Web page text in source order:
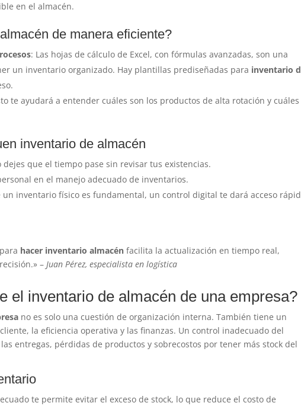
en el almacén.
de manera eficiente?
: Las hojas de cálculo de Excel, con fórmulas avanzadas, son una
un inventario organizado. Hay plantillas prediseñadas para inventario
te ayudará a entender cuáles son los productos de alta rotación y cuáles
inventario de almacén
dejes que el tiempo pase sin revisar tus existencias.
en el manejo adecuado de inventarios.
un inventario físico es fundamental, un control digital te dará acceso
hacer inventario almacén facilita la actualización en tiempo real,
–Juan Pérez, especialista en logística
el inventario de almacén de una empresa?
no es solo una cuestión de organización interna. También tiene un
la eficiencia operativa y las finanzas. Un control inadecuado del
entregas, pérdidas de productos y sobrecostos por tener más stock del
te permite evitar el exceso de stock, lo que reduce el costo de